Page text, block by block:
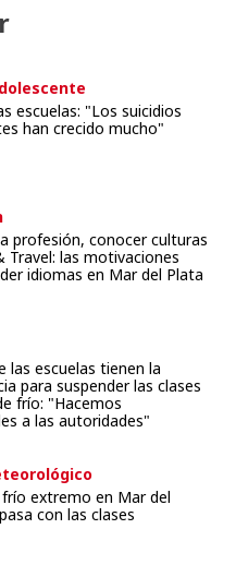
escuelas: "Los suicidios
han crecido mucho"
profesión, conocer culturas
Travel: las motivaciones
idiomas en Mar del Plata
las escuelas tienen la
para suspender las clases
frío: "Hacemos
a las autoridades"
extremo en Mar del
con las clases